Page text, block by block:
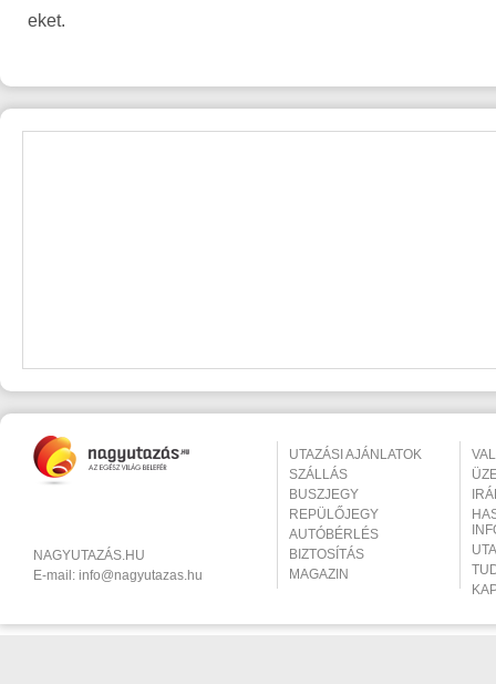
eket.
NAGYUTAZÁS.HU
E-mail: info@nagyutazas.hu
UTAZÁSI AJÁNLATOK
SZÁLLÁS
BUSZJEGY
REPÜLŐJEGY
AUTÓBÉRLÉS
BIZTOSÍTÁS
MAGAZIN